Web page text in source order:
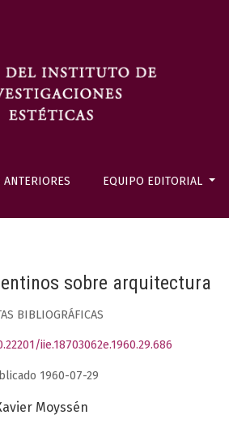
ANTERIORES EQUIPO EDITORIAL
sobre arquitectura
BIBLIOGRÁFICAS
iie.18703062e.1960.29.686
1960-07-29
Moyssén